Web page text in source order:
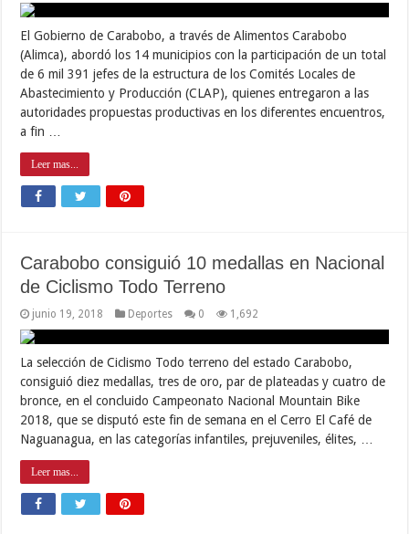
El Gobierno de Carabobo, a través de Alimentos Carabobo
(Alimca), abordó los 14 municipios con la participación de un total
de 6 mil 391 jefes de la estructura de los Comités Locales de
Abastecimiento y Producción (CLAP), quienes entregaron a las
autoridades propuestas productivas en los diferentes encuentros,
a fin …
Leer mas...
Carabobo consiguió 10 medallas en Nacional
de Ciclismo Todo Terreno
junio 19, 2018 Deportes 0 1,692
La selección de Ciclismo Todo terreno del estado Carabobo,
consiguió diez medallas, tres de oro, par de plateadas y cuatro de
bronce, en el concluido Campeonato Nacional Mountain Bike
2018, que se disputó este fin de semana en el Cerro El Café de
Naguanagua, en las categorías infantiles, prejuveniles, élites, …
Leer mas...